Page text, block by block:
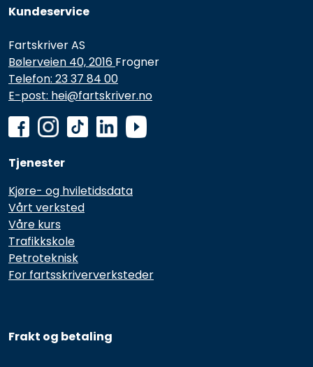
Frakt og betaling
Kundeservice
Fartskriver AS
Bølerveien 40, 2016 Frogner
Telefon: 23 37 84 00
E-post: hei@fartskriver.no
Tjenester
Kjøre- og hviletidsdata
Vårt verksted
Våre kurs
Trafikkskole
Petroteknisk
For fartsskriververksteder